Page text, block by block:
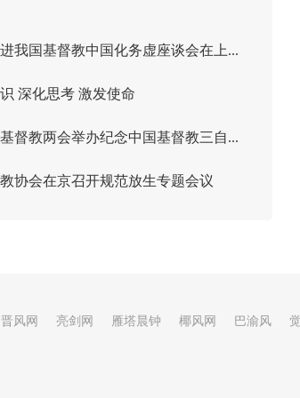
晋风网 亮剑网 雁塔晨钟 椰风网 巴渝风